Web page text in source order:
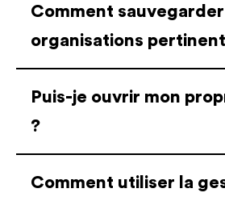
Comment
organisations
Puis-je ouvrir mon
?
Comment utiliser la